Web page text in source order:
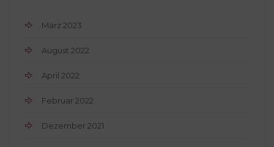
März 2023
August 2022
April 2022
Februar 2022
Dezember 2021